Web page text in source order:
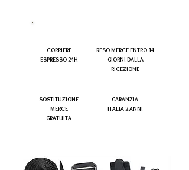
CORRIERE
ESPRESSO 24H
SOSTITUZIONE
MERCE
GRATUITA
RESO MERCE ENTRO 14
GIORNI DALLA
RICEZIONE
GARANZIA
ITALIA 2 ANNI